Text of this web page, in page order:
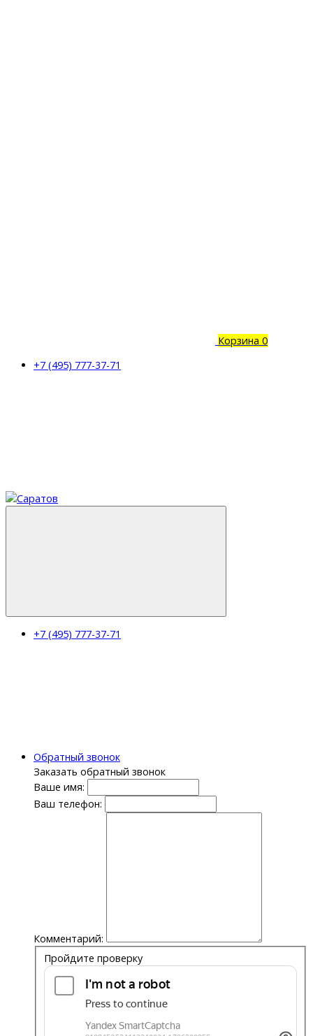
Корзина 0
+7 (495) 777-37-71
+7 (495) 777-37-71
Обратный звонок
Заказать обратный звонок
Ваше имя:
Ваш телефон:
Комментарий:
Пройдите проверку